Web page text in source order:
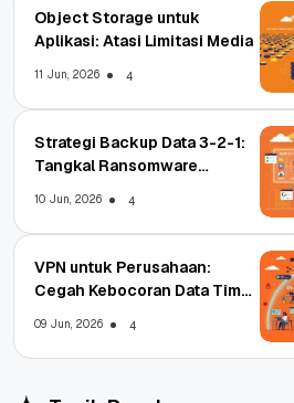
Object Storage untuk
Aplikasi: Atasi Limitasi Media
11 Jun, 2026 4
Strategi Backup Data 3-2-1:
Tangkal Ransomware
10 Jun, 2026 4
VPN untuk Perusahaan:
Cegah Kebocoran Data Tim
09 Jun, 2026 4